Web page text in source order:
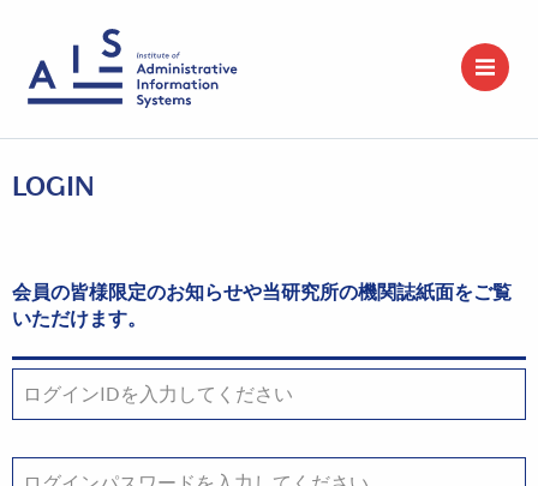
LOGIN
会員の皆様限定のお知らせや当研究所の機関誌紙面をご覧
いただけます。